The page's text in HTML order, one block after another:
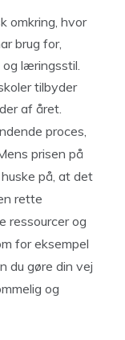
omkring, hvor
brug for,
læringsstil.
tilbyder
af året.
proces,
prisen på
på, at det
rette
ressourcer og
for eksempel
du gøre din vej
og